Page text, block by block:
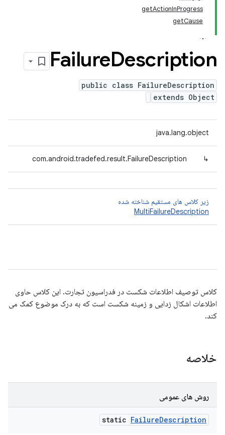
getActionInProgress
getCause
FailureDescription
public class FailureDescription
extends Object
java.lang.object
↳
com.android.tradefed.result.FailureDescription
زیر کلاس های مستقیم شناخته شده
MultiFailureDescription
کلاس توصیف اطلاعات شکست در فدراسیون تجارت. این کلاس حاوی
اطلاعات اشکال زدایی و زمینه شکست است که به درک موضوع کمک می
کند.
خلاصه
روش های عمومی
static FailureDescription